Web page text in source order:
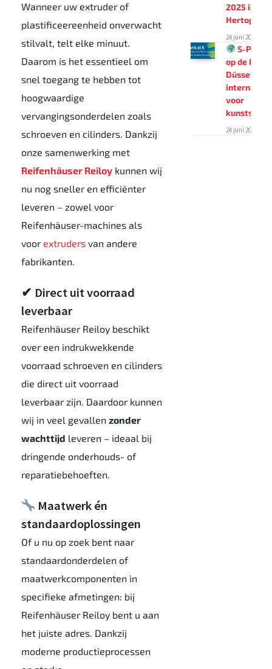
Wanneer uw extruder of
plastificeereenheid onverwacht
stilvalt, telt elke minuut.
Daarom is het essentieel om
snel toegang te hebben tot
hoogwaardige
vervangingsonderdelen zoals
schroeven en cilinders. Dankzij
onze samenwerking met
Reifenhäuser Reiloy kunnen wij
nu nog sneller en efficiënter
leveren – zowel voor
Reifenhäuser-machines als
voor extruders van andere
fabrikanten.
✔ Direct uit voorraad
leverbaar
Reifenhäuser Reiloy beschikt
over een indrukwekkende
voorraad schroeven en cilinders
die direct uit voorraad
leverbaar zijn. Daardoor kunnen
wij in veel gevallen zonder
wachttijd leveren – ideaal bij
dringende onderhouds- of
reparatiebehoeften.
Maatwerk én
standaardoplossingen
Of u nu op zoek bent naar
standaardonderdelen of
maatwerkcomponenten in
specifieke afmetingen: bij
Reifenhäuser Reiloy bent u aan
het juiste adres. Dankzij
moderne productieprocessen
2025 in ’s-
24 juni 2025
S-Point
op de K
Düsseldorf
voor
24 juni 2025